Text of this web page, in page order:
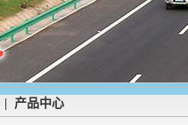
| 产品中心